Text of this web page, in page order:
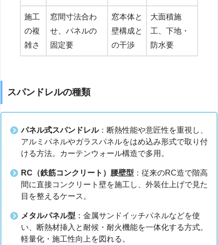
施工
の複
雑さ
窓間寸法合わ
せ、パネルの
固定要
窓本体と
壁構成と
の干渉
大面積施
工、下地・
防水要
スパンドレルの種類
パネル式スパンドレル：断熱性能や意匠性を重視し、
アルミパネルやガラスパネルをはめ込み形式で取り付
ける方法。カーテンウォール構造で多用。
RC（鉄筋コンクリート）腰壁型 ：従来のRC造で階高
間に直接コンクリート壁を施工し、外装仕上げで見た
目を整えるケース。
メタルパネル型 ：金属サンドイッチパネルなどを使
い、断熱材挿入と耐候・耐火機能を一体化する方式。
軽量化・施工性向上を図れる。